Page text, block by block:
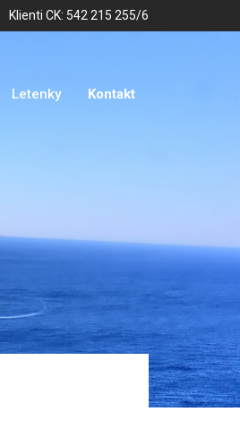
Klienti CK: 542 215 255/6
Letenky Kontakt